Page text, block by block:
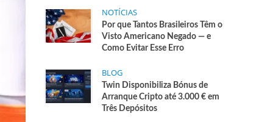
NOTÍCIAS
Por que Tantos Brasileiros Têm o
Visto Americano Negado — e
Como Evitar Esse Erro
BLOG
Twin Disponibiliza Bónus de
Arranque Cripto até 3.000 € em
Três Depósitos